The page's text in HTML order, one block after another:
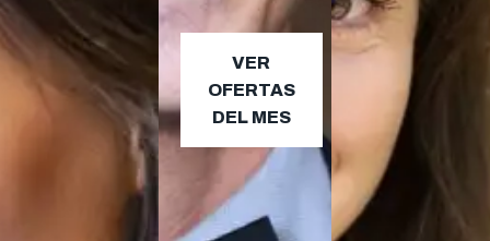
VER
OFERTAS
DEL MES